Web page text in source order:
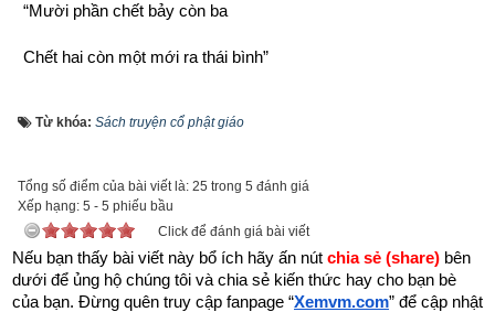
“Mười phần chết bảy còn ba
Chết hai còn một mới ra thái bình”
được xem.
Trên đời có người hành Đại Thiện, gặp kiếp nạn này cũng bình
an”
Từ khóa: Sách truyện cổ phật giáo
Tổng số điểm của bài viết là: 25 trong 5 đánh giá
Xếp hạng: 5 - 5 phiếu bầu
Click để đánh giá bài viết
Nếu bạn thấy bài viết này bổ ích hãy ấn nút chia sẻ (share) bên
dưới để ủng hộ chúng tôi và chia sẻ kiến thức hay cho bạn bè
của bạn. Đừng quên truy cập fanpage “Xemvm.com” để cập nhật